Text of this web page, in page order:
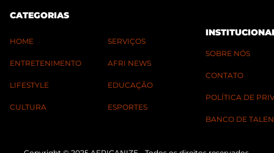
CATEGORIAS
HOME
ENTRETENIMENTO
LIFESTYLE
CULTURA
SERVIÇOS
AFRI NEWS
EDUCAÇÃO
ESPORTES
SOBRE NÓS
CONTATO
POLÍTICA DE
BANCO DE